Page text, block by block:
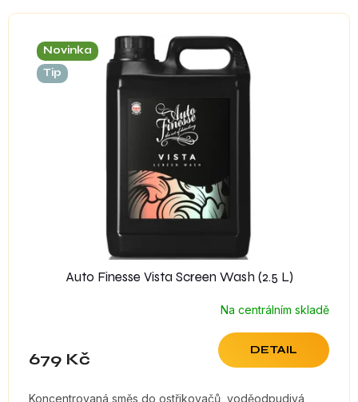
V
Novinka
Tip
Auto Finesse Vista Screen Wash (2.5 L)
Na centrálním skladě
679 Kč DETAIL
Koncentrovaná směs do ostřikovačů, voděodpudivá,